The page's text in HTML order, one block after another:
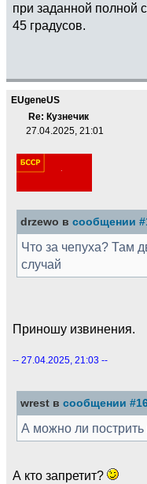
при заданной полной
45 градусов.
EUgeneUS
Re: Кузнечик
27.04.2025, 21:01
drzewo в сообщении
Что за чепуха? Там
случай
Приношу извинения.
-- 27.04.2025, 21:03 --
wrest в сообщении
А можно ли
А кто запретит?